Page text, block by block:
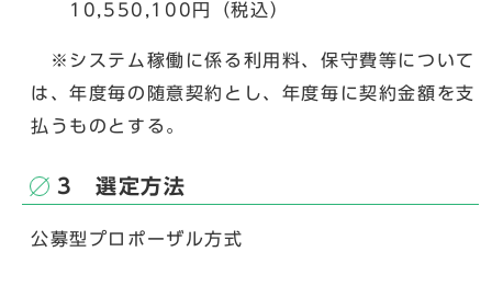
10,550,100円（税込）
※システム稼働に係る利用料、保守費等について
は、年度毎の随意契約とし、年度毎に契約金額を支
払うものとする。
3 選定方法
公募型プロポーザル方式